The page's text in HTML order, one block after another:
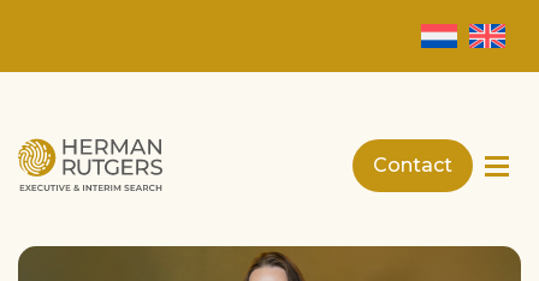
Contact